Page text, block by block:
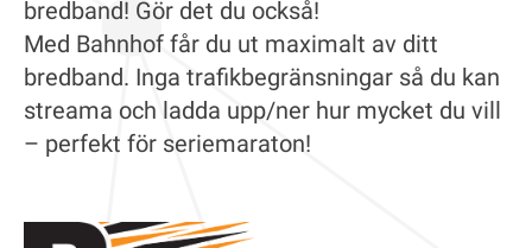
bredband! Gör det du också!
Med Bahnhof får du ut maximalt av ditt
bredband. Inga trafikbegränsningar så du kan
streama och ladda upp/ner hur mycket du vill
– perfekt för seriemaraton!